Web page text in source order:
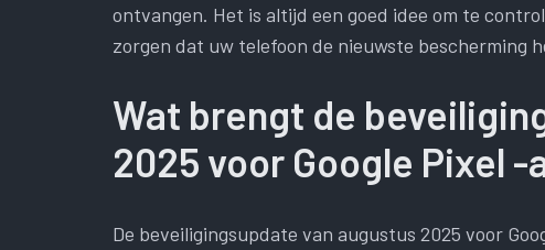
ontvangen. Het is altijd een goed idee om te
zorgen dat uw telefoon de nieuwste bescherming
Wat brengt de
2025 voor Google Pixel
De beveiligingsupdate van augustus 2025 voor